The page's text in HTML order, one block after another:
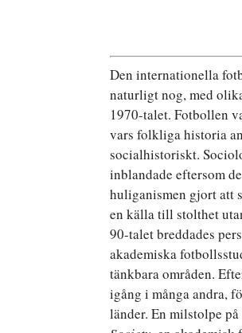
Den internationella
naturligt nog, med
1970-talet. Fotbollen
vars folkliga historia
socialhistoriskt.
inblandade eftersom
huliganismen gjort att
en källa till stolthet
90-talet breddades
akademiska
tänkbara områden.
igång i många andra,
länder. En milstolpe